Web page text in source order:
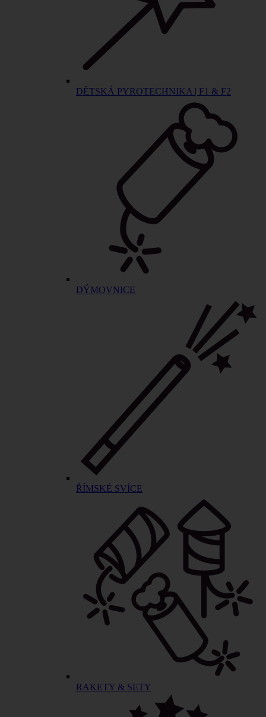
DĚTSKÁ PYROTECHNIKA | F1 & F2
DÝMOVNICE
ŘÍMSKÉ SVÍCE
RAKETY & SETY